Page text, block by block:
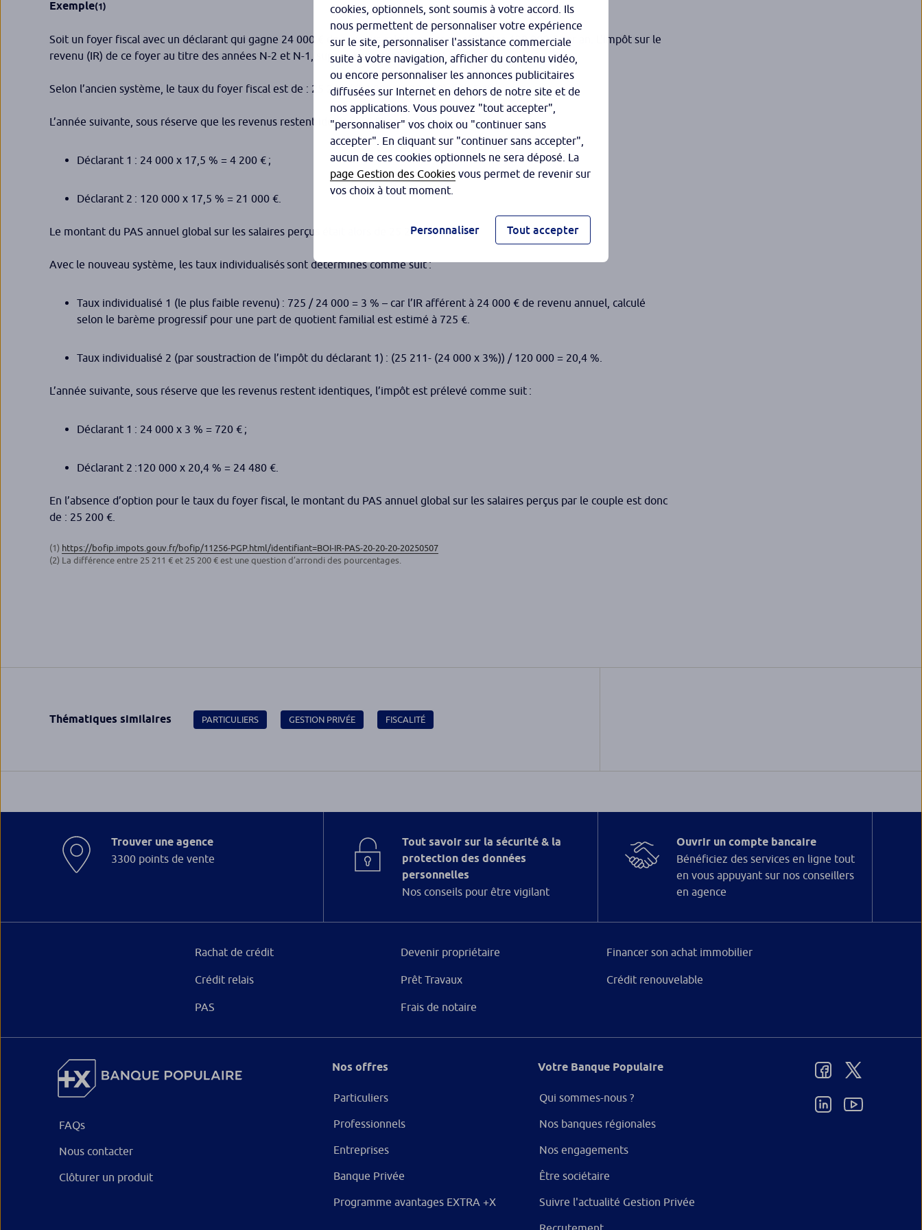
Exemple(1)
Soit un foyer fiscal avec un déclarant qui gagne 24 000 € de revenus salariaux par an et l’autre 120 000 € par an. L’impôt sur le
revenu (IR) de ce foyer au titre des années N-2 et N-1, supposé constant, est égal à 25 211 €.
Selon l’ancien système, le taux du foyer fiscal est de : 25 211 / (24 000 + 120 000) = 17,5 %.
L’année suivante, sous réserve que les revenus restent identiques, l’impôt est prélevé comme suit :
Déclarant 1 : 24 000 x 17,5 % = 4 200 € ;
Déclarant 2 : 120 000 x 17,5 % = 21 000 €.
Le montant du PAS annuel global sur les salaires perçus était alors de 25 200 €(2).
Avec le nouveau système, les taux individualisés sont déterminés comme suit :
Taux individualisé 1 (le plus faible revenu) : 725 / 24 000 = 3 % – car l’IR afférent à 24 000 € de revenu annuel, calculé
selon le barème progressif pour une part de quotient familial est estimé à 725 €.
Taux individualisé 2 (par soustraction de l’impôt du déclarant 1) : (25 211- (24 000 x 3%)) / 120 000 = 20,4 %.
L’année suivante, sous réserve que les revenus restent identiques, l’impôt est prélevé comme suit :
Déclarant 1 : 24 000 x 3 % = 720 € ;
Déclarant 2 :120 000 x 20,4 % = 24 480 €.
En l’absence d’option pour le taux du foyer fiscal, le montant du PAS annuel global sur les salaires perçus par le couple est donc
de : 25 200 €.
(1) https://bofip.impots.gouv.fr/bofip/11256-PGP.html/identifiant=BOI-IR-PAS-20-20-20-20250507
(2) La différence entre 25 211 € et 25 200 € est une question d’arrondi des pourcentages.
Thématiques similaires PARTICULIERS GESTION PRIVÉE FISCALITÉ
Trouver une agence
3300 points de vente
Tout savoir sur la sécurité & la
protection des données
personnelles
Nos conseils pour être vigilant
Ouvrir un compte bancaire
Bénéficiez des services en ligne tout
en vous appuyant sur nos conseillers
en agence
Rachat de crédit Devenir propriétaire Financer son achat immobilier
Crédit relais Prêt Travaux Crédit renouvelable
PAS Frais de notaire
FAQs
Nous contacter
Clôturer un produit
Nos offres
Particuliers
Professionnels
Entreprises
Banque Privée
Programme avantages EXTRA +X
Votre Banque Populaire
Qui sommes-nous ?
Nos banques régionales
Nos engagements
Être sociétaire
Suivre l'actualité Gestion Privée
cookies, optionnels, sont soumis à votre accord. Ils
nous permettent de personnaliser votre expérience
sur le site, personnaliser l'assistance commerciale
suite à votre navigation, afficher du contenu vidéo,
ou encore personnaliser les annonces publicitaires
diffusées sur Internet en dehors de notre site et de
nos applications. Vous pouvez "tout accepter",
"personnaliser" vos choix ou "continuer sans
accepter". En cliquant sur "continuer sans accepter",
aucun de ces cookies optionnels ne sera déposé. La
page Gestion des Cookies vous permet de revenir sur
vos choix à tout moment.
Personnaliser Tout accepter